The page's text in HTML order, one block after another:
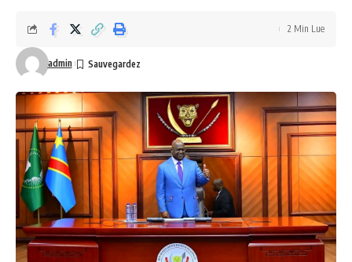
admin
2 Min Lue